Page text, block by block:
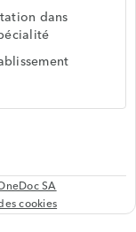
dans
SA
cookies